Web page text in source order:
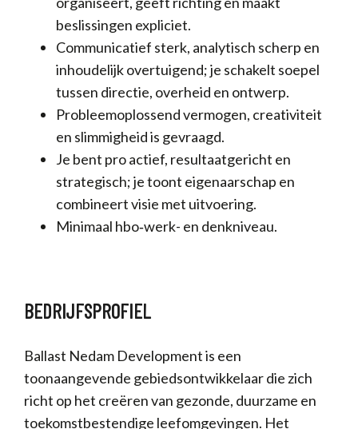
beslissingen expliciet.
Communicatief sterk, analytisch scherp en
inhoudelijk overtuigend; je schakelt soepel
tussen directie, overheid en ontwerp.
Probleemoplossend vermogen, creativiteit
en slimmigheid is gevraagd.
Je bent pro actief, resultaatgericht en
strategisch; je toont eigenaarschap en
combineert visie met uitvoering.
Minimaal hbo‑werk- en denkniveau.
BEDRIJFSPROFIEL
Ballast Nedam Development is een
toonaangevende gebiedsontwikkelaar die zich
richt op het creëren van gezonde, duurzame en
toekomstbestendige leefomgevingen. Het